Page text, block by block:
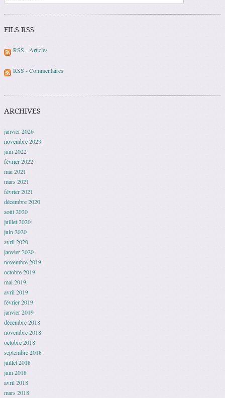
FILS RSS
RSS - Articles
RSS - Commentaires
ARCHIVES
janvier 2026
novembre 2023
juin 2022
février 2022
mai 2021
mars 2021
février 2021
décembre 2020
août 2020
juillet 2020
juin 2020
avril 2020
janvier 2020
novembre 2019
octobre 2019
mai 2019
avril 2019
février 2019
janvier 2019
décembre 2018
novembre 2018
octobre 2018
septembre 2018
juillet 2018
juin 2018
avril 2018
mars 2018